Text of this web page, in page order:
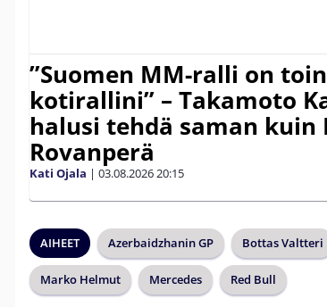
”Suomen MM-ralli on
kotirallini” – Takamoto
halusi tehdä saman kuin
Rovanperä
Kati Ojala | 03.08.202620:15
AIHEET Azerbaidzhanin GP Bottas Valtteri
Marko Helmut Mercedes Red Bull